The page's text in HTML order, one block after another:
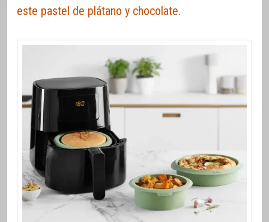
este pastel de plátano y chocolate.